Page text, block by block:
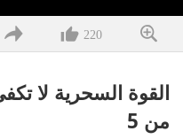
220
من 5